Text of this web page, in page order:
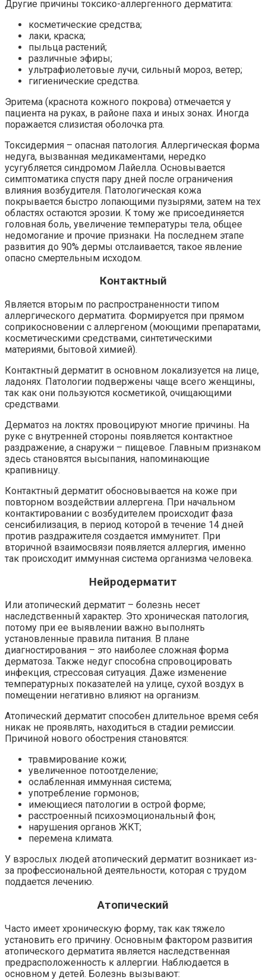
Другие причины токсико-аллергенного дерматита:
косметические средства;
лаки, краска;
пыльца растений;
различные эфиры;
ультрафиолетовые лучи, сильный мороз, ветер;
гигиенические средства.
Эритема (краснота кожного покрова) отмечается у
пациента на руках, в районе паха и иных зонах. Иногда
поражается слизистая оболочка рта.
Токсидермия – опасная патология. Аллергическая форма
недуга, вызванная медикаментами, нередко
усугубляется синдромом Лайелла. Основывается
симптоматика спустя пару дней после ограничения
влияния возбудителя. Патологическая кожа
покрывается быстро лопающими пузырями, затем на тех
областях остаются эрозии. К тому же присоединяется
головная боль, увеличение температуры тела, общее
недомогание и прочие признаки. На последнем этапе
развития до 90% дермы отслаивается, такое явление
опасно смертельным исходом.
Контактный
Является вторым по распространенности типом
аллергического дерматита. Формируется при прямом
соприкосновении с аллергеном (моющими препаратами,
косметическими средствами, синтетическими
материями, бытовой химией).
Контактный дерматит в основном локализуется на лице,
ладонях. Патологии подвержены чаще всего женщины,
так как они пользуются косметикой, очищающими
средствами.
Дерматоз на локтях провоцируют многие причины. На
руке с внутренней стороны появляется контактное
раздражение, а снаружи – пищевое. Главным признаком
здесь становятся высыпания, напоминающие
крапивницу.
Контактный дерматит обосновывается на коже при
повторном воздействии аллергена. При начальном
контактировании с возбудителем происходит фаза
сенсибилизация, в период которой в течение 14 дней
против раздражителя создается иммунитет. При
вторичной взаимосвязи появляется аллергия, именно
так происходит иммунная система организма человека.
Нейродерматит
Или атопический дерматит – болезнь несет
наследственный характер. Это хроническая патология,
потому при ее выявлении важно выполнять
установленные правила питания. В плане
диагностирования – это наиболее сложная форма
дерматоза. Также недуг способна спровоцировать
инфекция, стрессовая ситуация. Даже изменение
температурных показателей на улице, сухой воздух в
помещении негативно влияют на организм.
Атопический дерматит способен длительное время себя
никак не проявлять, находиться в стадии ремиссии.
Причиной нового обострения становятся:
травмирование кожи;
увеличенное потоотделение;
ослабленная иммунная система;
употребление гормонов;
имеющиеся патологии в острой форме;
расстроенный психоэмоциональный фон;
нарушения органов ЖКТ;
перемена климата.
У взрослых людей атопический дерматит возникает из-
за профессиональной деятельности, которая с трудом
поддается лечению.
Атопический
Часто имеет хроническую форму, так как тяжело
установить его причину. Основным фактором развития
атопического дерматита является наследственная
предрасположенность к аллергии. Наблюдается в
основном у детей. Болезнь вызывают: